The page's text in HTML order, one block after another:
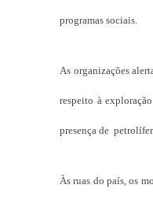
programas sociais.
As organizações
respeito à
presença de
Às ruas do país, os